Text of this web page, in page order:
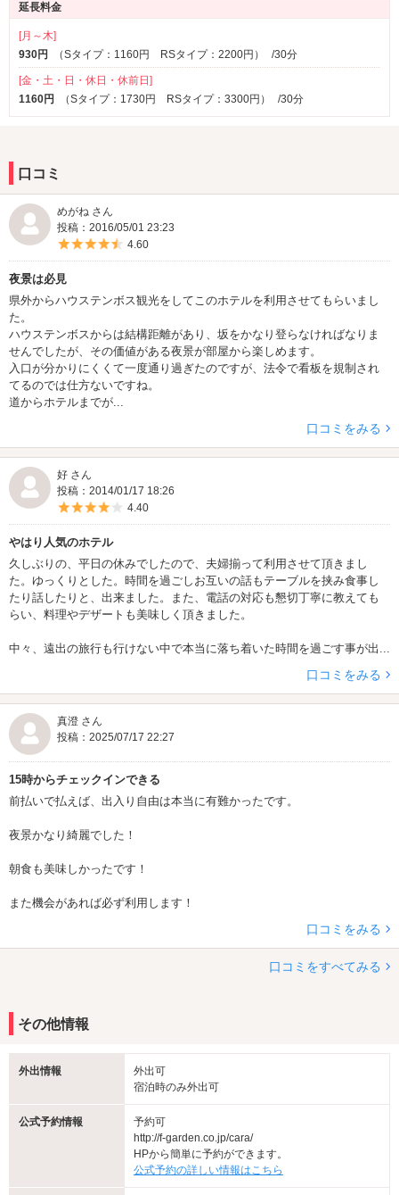
延長料金
[月～木]
930円
（Sタイプ：1160円 RSタイプ：2200円） /30分
[金・土・日・休日・休前日]
1160円
（Sタイプ：1730円 RSタイプ：3300円） /30分
口コミ
めがね さん
投稿：2016/05/01 23:23
5つ星のうち4.5
4.60
夜景は必見
県外からハウステンボス観光をしてこのホテルを利用させてもらいまし
た。
ハウステンボスからは結構距離があり、坂をかなり登らなければなりま
せんでしたが、その価値がある夜景が部屋から楽しめます。
入口が分かりにくくて一度通り過ぎたのですが、法令で看板を規制され
てるのでは仕方ないですね。
道からホテルまでが...
口コミをみる
好 さん
投稿：2014/01/17 18:26
5つ星のうち4
4.40
やはり人気のホテル
久しぶりの、平日の休みでしたので、夫婦揃って利用させて頂きまし
た。ゆっくりとした。時間を過ごしお互いの話もテーブルを挟み食事し
たり話したりと、出来ました。また、電話の対応も懇切丁寧に教えても
らい、料理やデザートも美味しく頂きました。
中々、遠出の旅行も行けない中で本当に落ち着いた時間を過ごす事が出...
口コミをみる
真澄 さん
投稿：2025/07/17 22:27
15時からチェックインできる
前払いで払えば、出入り自由は本当に有難かったです。
夜景かなり綺麗でした！
朝食も美味しかったです！
また機会があれば必ず利用します！
口コミをみる
口コミをすべてみる
その他情報
外出情報
外出可
宿泊時のみ外出可
公式予約情報
予約可
http://f-garden.co.jp/cara/
HPから簡単に予約ができます。
公式予約の詳しい情報はこちら